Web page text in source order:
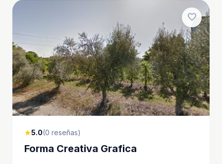
favorite
star5.0(0 reseñas)
Forma Creativa Grafica